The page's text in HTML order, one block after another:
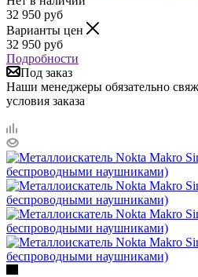
32 950 руб
Варианты цен
32 950 руб
Подробности
Под заказ
Наши менеджеры обязательно
условия заказа